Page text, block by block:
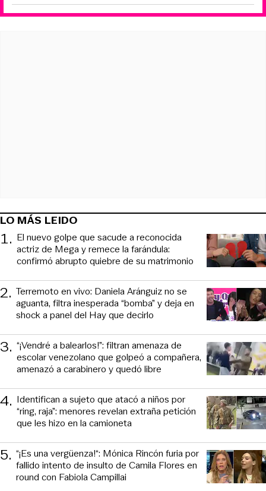
LO MÁS LEIDO
1. El nuevo golpe que sacude a reconocida
actriz de Mega y remece la farándula:
confirmó abrupto quiebre de su matrimonio
2. Terremoto en vivo: Daniela Aránguiz no se
aguanta, filtra inesperada “bomba” y deja en
shock a panel del Hay que decirlo
3. “¡Vendré a balearlos!”: filtran amenaza de
escolar venezolano que golpeó a compañera,
amenazó a carabinero y quedó libre
4. Identifican a sujeto que atacó a niños por
“ring, raja”: menores revelan extraña petición
que les hizo en la camioneta
5. “¡Es una vergüenza!“: Mónica Rincón furia por
fallido intento de insulto de Camila Flores en
round con Fabiola Campillai